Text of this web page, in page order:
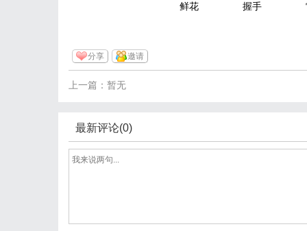
鲜花 握手
分享 邀请
上一篇：暂无
最新评论(0)